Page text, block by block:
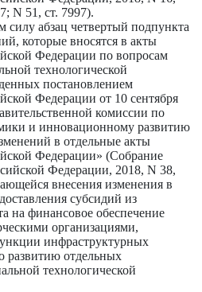
N 51, ст. 7997).
силу абзац четвертый подпункта
которые вносятся в акты
Федерации по вопросам
технологической
постановлением
Федерации от 10 сентября
комиссии по
и инновационному развитию
в отдельные акты
Федерации» (Собрание
Федерации, 2018, N 38,
внесения изменения в
субсидий из
на финансовое обеспечение
организациями,
инфраструктурных
развитию отдельных
технологической